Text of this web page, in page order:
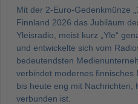
Mit der 2-Euro-Gedenkmünze
Finnland 2026 das Jubiläum
Yleisradio, meist kurz „Yle“
und entwickelte sich vom
bedeutendsten
verbindet modernes
bis heute eng mit Nachrichten,
verbunden ist.